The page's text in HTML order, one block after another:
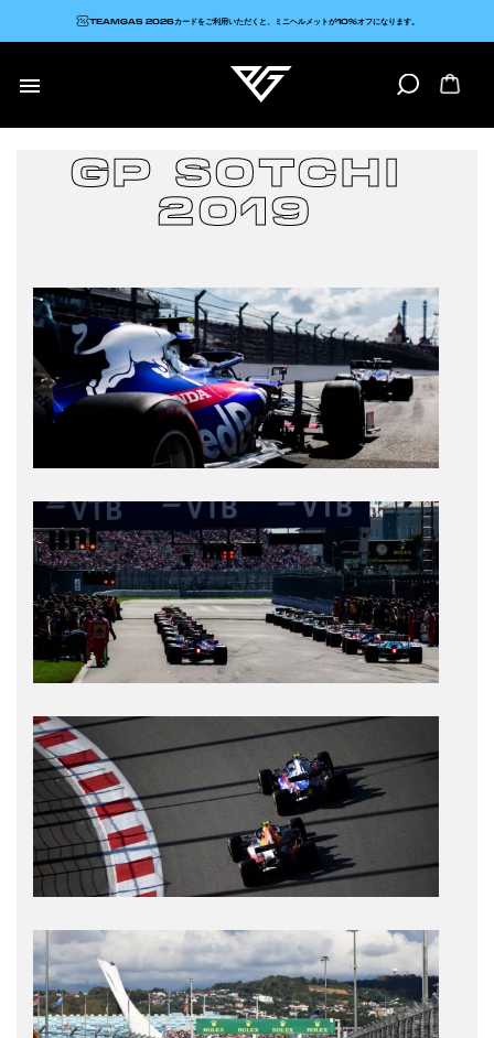

TEAMGAS 2026カードをご利用いただくと、ミニヘルメットが10%オフになります。
GP SOTCHI
2019